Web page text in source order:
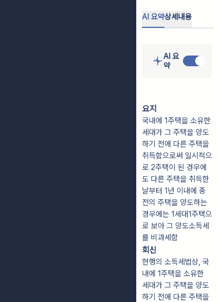
AI 요약상세내용
AI 요
약
요지
국내에 1주택을 소유한
세대가 그 주택을 양도
하기 전에 다른 주택을
취득함으로써 일시적으
로 2주택이 된 경우에
도 다른 주택을 취득한
날부터 1년 이내에 종
전의 주택을 양도하는
경우에는 1세대1주택으
로 보아 그 양도소득세
를 비과세함
회신
현행의 소득세법상, 국
내에 1주택을 소유한
세대가 그 주택을 양도
하기 전에 다른 주택을